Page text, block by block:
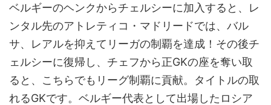
ベルギーのヘンクからチェルシーに加入すると、レ
ンタル先のアトレティコ・マドリードでは、バル
サ、レアルを抑えてリーガの制覇を達成！その後チ
ェルシーに復帰し、チェフから正GKの座を奪い取
ると、こちらでもリーグ制覇に貢献。タイトルの取
れるGKです。ベルギー代表として出場したロシア